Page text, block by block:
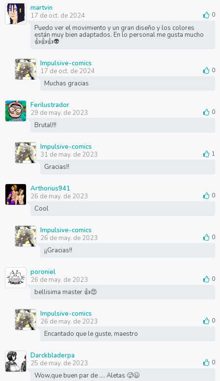
martvin
17 de oct. de 2024
0
Puedo ver el movimiento y un gran diseño y los colores
están muy bien adaptados. En lo personal me gusta mucho
👍👍👍👽
Impulsive-comics
17 de oct. de 2024
0
Muchas gracias
Ferilustrador
29 de may. de 2023
0
Brutal!!!
Impulsive-comics
31 de may. de 2023
1
Gracias!!
Arthorius941
26 de may. de 2023
0
Cool
Impulsive-comics
26 de may. de 2023
0
¡¡Gracias!!
poroniel
26 de may. de 2023
0
bellisima master 👍😍
Impulsive-comics
26 de may. de 2023
0
Encantado que le guste, maestro
Darckbladerpa
25 de may. de 2023
0
Wow,que buen par de .... Aletas 🥵😉